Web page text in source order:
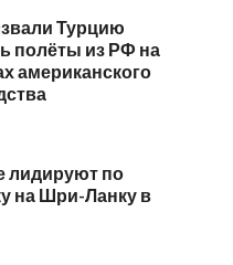
Турцию
полёты из РФ на
американского
лидируют по
на Шри-Ланку в